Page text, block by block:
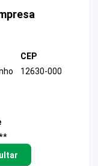
CEP
12630-000